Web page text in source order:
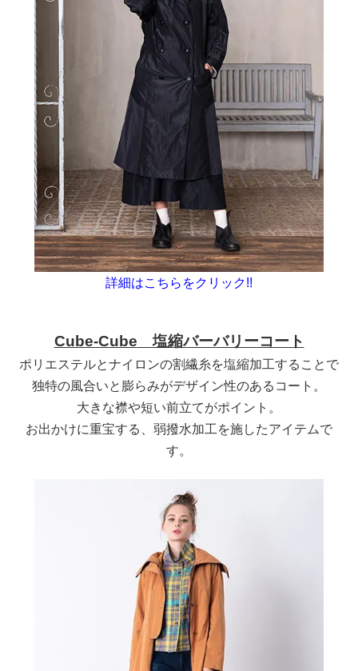
詳細はこちらをクリック!!
Cube-Cube 塩縮バーバリーコート
ポリエステルとナイロンの割繊糸を塩縮加工することで
独特の風合いと 膨らみがデザイン性のあるコート。
大きな襟や短い前立てがポイント。
お出かけに重宝する、弱撥水加工を施したアイテムで
す。